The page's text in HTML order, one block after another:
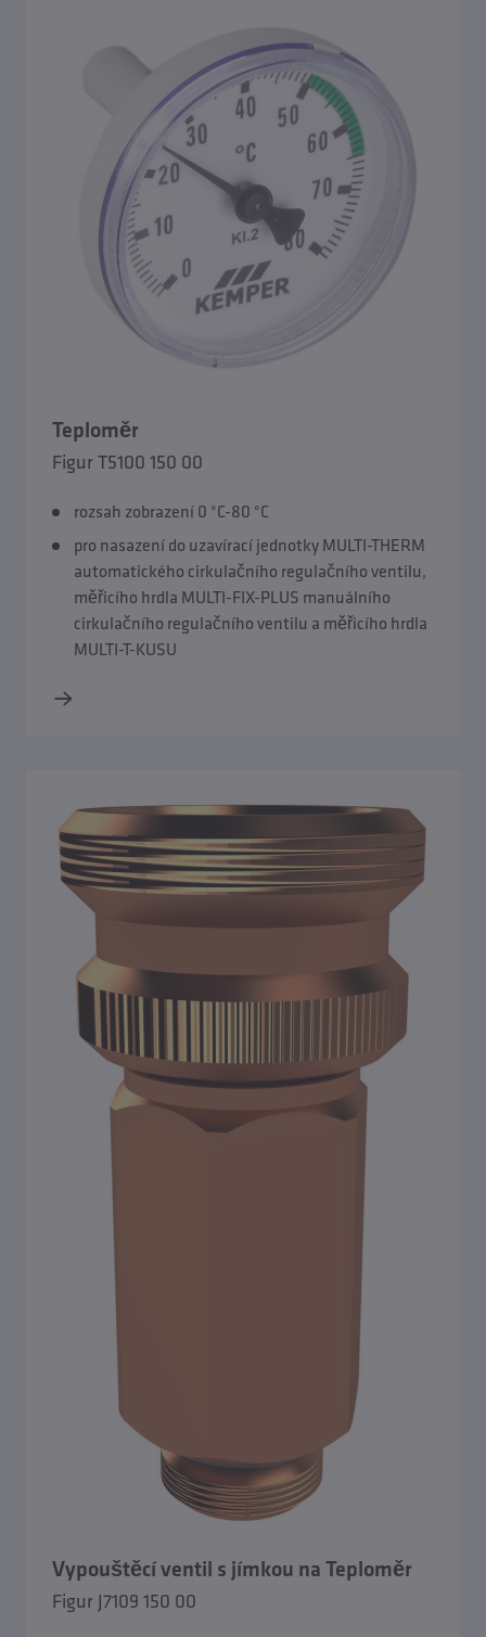
Teploměr
Figur T5100 150 00
rozsah zobrazení 0 °C-80 °C
pro nasazení do uzavírací jednotky MULTI-THERM
automatického cirkulačního regulačního ventilu,
měřicího hrdla MULTI-FIX-PLUS manuálního
cirkulačního regulačního ventilu a měřicího hrdla
MULTI-T-KUSU
Vypouštěcí ventil s jímkou na Teploměr
Figur J7109 150 00